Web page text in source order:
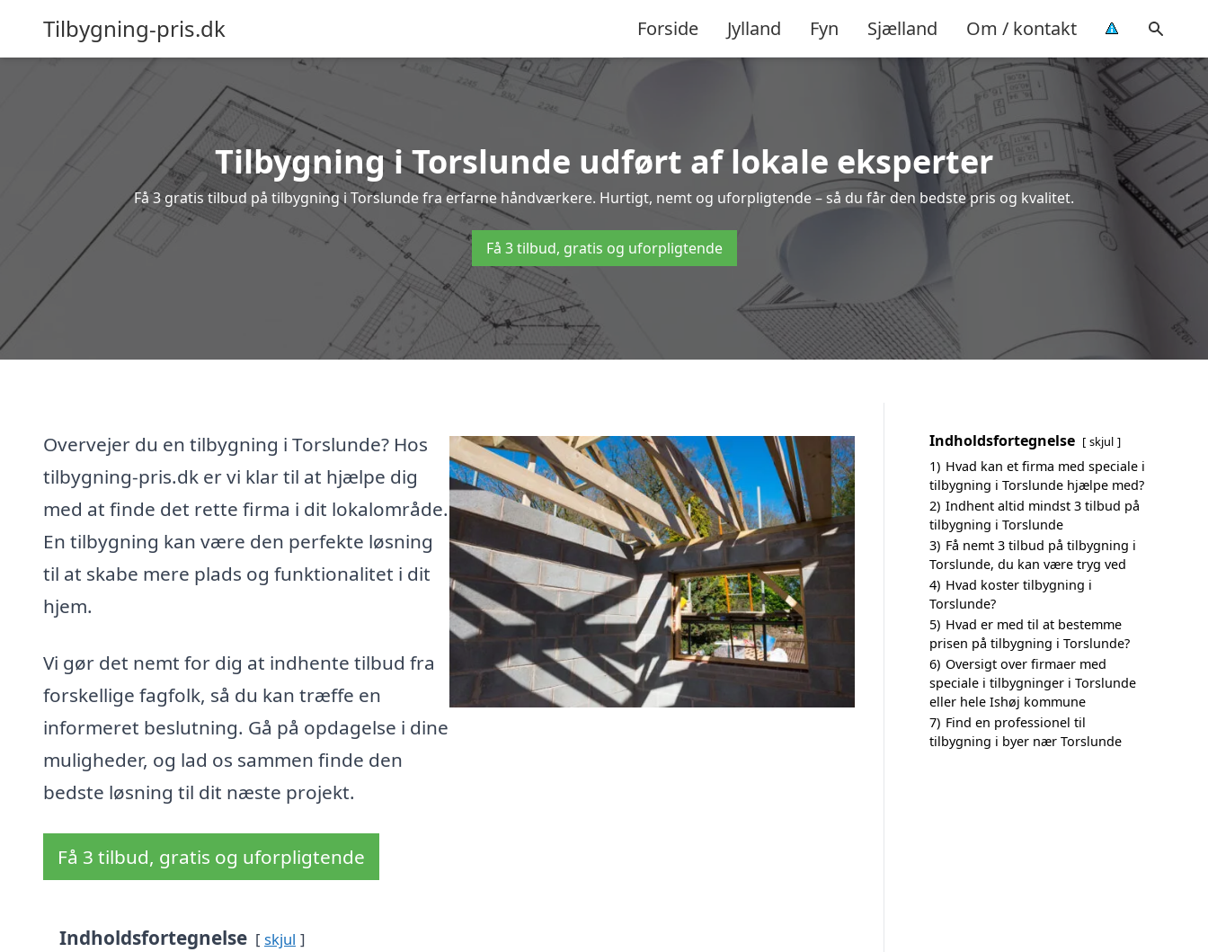
Tilbygning-pris.dk Forside Jylland Fyn Sjælland Om / kontakt
Tilbygning i Torslunde udført af lokale eksperter
Få 3 gratis tilbud på tilbygning i Torslunde fra erfarne håndværkere. Hurtigt, nemt og uforpligtende – så du får den bedste pris og kvalitet.
Få 3 tilbud, gratis og uforpligtende
Overvejer du en tilbygning i Torslunde? Hos
tilbygning-pris.dk er vi klar til at hjælpe dig
med at finde det rette firma i dit lokalområde.
En tilbygning kan være den perfekte løsning
til at skabe mere plads og funktionalitet i dit
hjem.
Vi gør det nemt for dig at indhente tilbud fra
forskellige fagfolk, så du kan træffe en
informeret beslutning. Gå på opdagelse i dine
muligheder, og lad os sammen finde den
bedste løsning til dit næste projekt.
Få 3 tilbud, gratis og uforpligtende
Indholdsfortegnelse skjul
Indholdsfortegnelse skjul
1) Hvad kan et firma med speciale i
tilbygning i Torslunde hjælpe med?
2) Indhent altid mindst 3 tilbud på
tilbygning i Torslunde
3) Få nemt 3 tilbud på tilbygning i
Torslunde, du kan være tryg ved
4) Hvad koster tilbygning i
Torslunde?
5) Hvad er med til at bestemme
prisen på tilbygning i Torslunde?
6) Oversigt over firmaer med
speciale i tilbygninger i Torslunde
eller hele Ishøj kommune
7) Find en professionel til
tilbygning i byer nær Torslunde